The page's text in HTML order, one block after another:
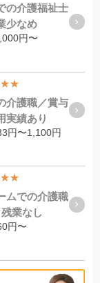
の介護福祉士
少なめ
円〜
介護職／賞与
実績あり
円〜1,100円
ムでの介護職
業なし
円〜